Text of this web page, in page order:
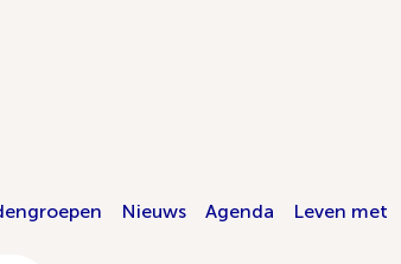
Nieuws Agenda Leven met